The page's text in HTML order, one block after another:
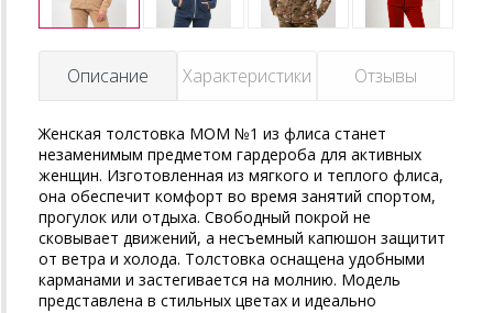
Описание Характеристики Отзывы
Женская толстовка MOM №1 из флиса станет
незаменимым предметом гардероба для активных
женщин. Изготовленная из мягкого и теплого флиса,
она обеспечит комфорт во время занятий спортом,
прогулок или отдыха. Свободный покрой не
сковывает движений, а несъемный капюшон защитит
от ветра и холода. Толстовка оснащена удобными
карманами и застегивается на молнию. Модель
представлена в стильных цветах и идеально